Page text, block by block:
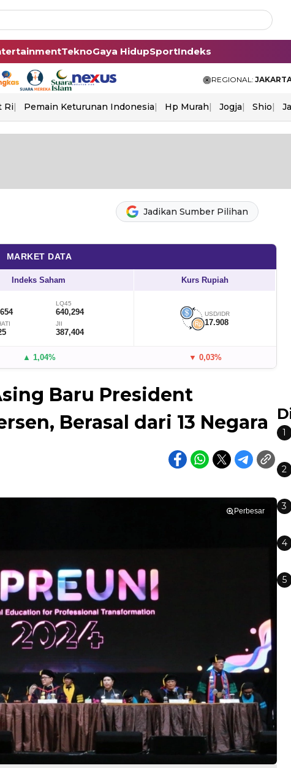
TeknoGaya HidupSportIndeks
REGIONAL:
Ri Pemain Keturunan Indonesia Hp Murah Jogja Shio
Jadikan Sumber Pilihan
MARKET DATA
Indeks Saham Kurs Rupiah
LQ45
640,294
JII
387,404
USD/IDR
17.908
▲ 1,04% ▼ 0,03%
Baru President
Berasal dari 13 Negara
Perbesar
1
2
3
4
5